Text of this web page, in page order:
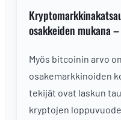
osakkeiden mukana
Myös bitcoinin arvo
osakemarkkinoiden
tekijät ovat laskun
kryptojen